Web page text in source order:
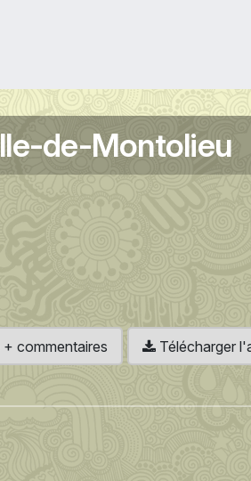
de-Montolieu
+ commentaires Télécharger